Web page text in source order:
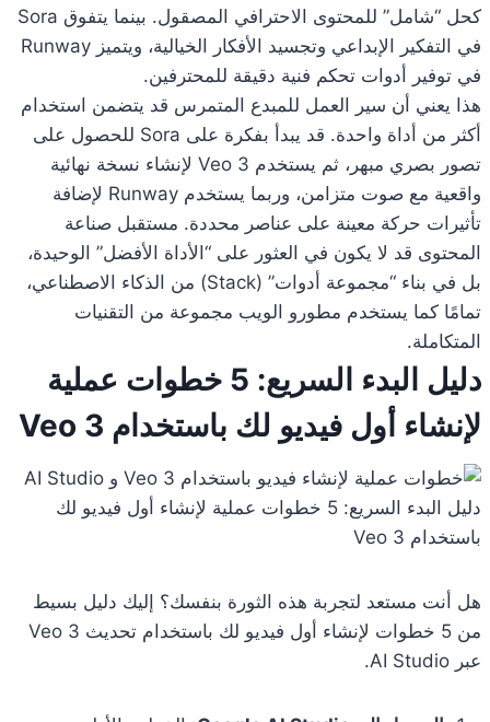
كحل “شامل” للمحتوى الاحترافي المصقول. بينما يتفوق Sora
في التفكير الإبداعي وتجسيد الأفكار الخيالية، ويتميز Runway
في توفير أدوات تحكم فنية دقيقة للمحترفين.
هذا يعني أن سير العمل للمبدع المتمرس قد يتضمن استخدام
أكثر من أداة واحدة. قد يبدأ بفكرة على Sora للحصول على
تصور بصري مبهر، ثم يستخدم Veo 3 لإنشاء نسخة نهائية
واقعية مع صوت متزامن، وربما يستخدم Runway لإضافة
تأثيرات حركة معينة على عناصر محددة. مستقبل صناعة
المحتوى قد لا يكون في العثور على “الأداة الأفضل” الوحيدة،
بل في بناء “مجموعة أدوات” (Stack) من الذكاء الاصطناعي،
تمامًا كما يستخدم مطورو الويب مجموعة من التقنيات
المتكاملة.
دليل البدء السريع: 5 خطوات عملية
لإنشاء أول فيديو لك باستخدام Veo 3
دليل البدء السريع: 5 خطوات عملية لإنشاء أول فيديو لك
باستخدام Veo 3
هل أنت مستعد لتجربة هذه الثورة بنفسك؟ إليك دليل بسيط
من 5 خطوات لإنشاء أول فيديو لك باستخدام تحديث Veo 3
عبر AI Studio.